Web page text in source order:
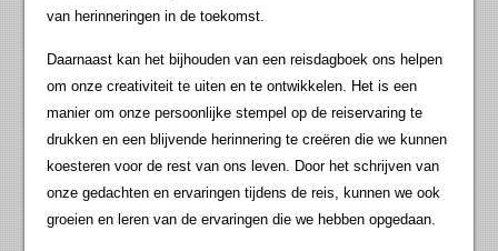
van herinneringen in de toekomst.
Daarnaast kan het bijhouden van een reisdagboek ons helpen
om onze creativiteit te uiten en te ontwikkelen. Het is een
manier om onze persoonlijke stempel op de reiservaring te
drukken en een blijvende herinnering te creëren die we kunnen
koesteren voor de rest van ons leven. Door het schrijven van
onze gedachten en ervaringen tijdens de reis, kunnen we ook
groeien en leren van de ervaringen die we hebben opgedaan.